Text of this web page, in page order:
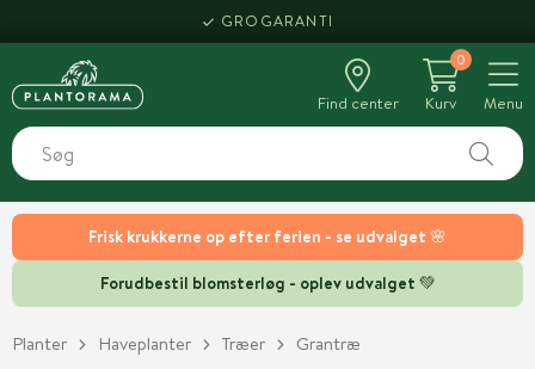
Frisk krukkerne op efter ferien - se udvalget 🌸
Forudbestil blomsterløg - oplev udvalget 💚
GROGARANTI
Find center
0
Kurv
Menu
Planter Haveplanter Træer Grantræ